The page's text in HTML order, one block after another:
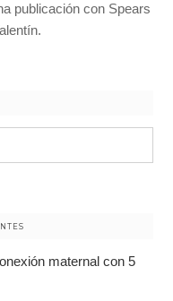
publicación con Spears
maternal con 5